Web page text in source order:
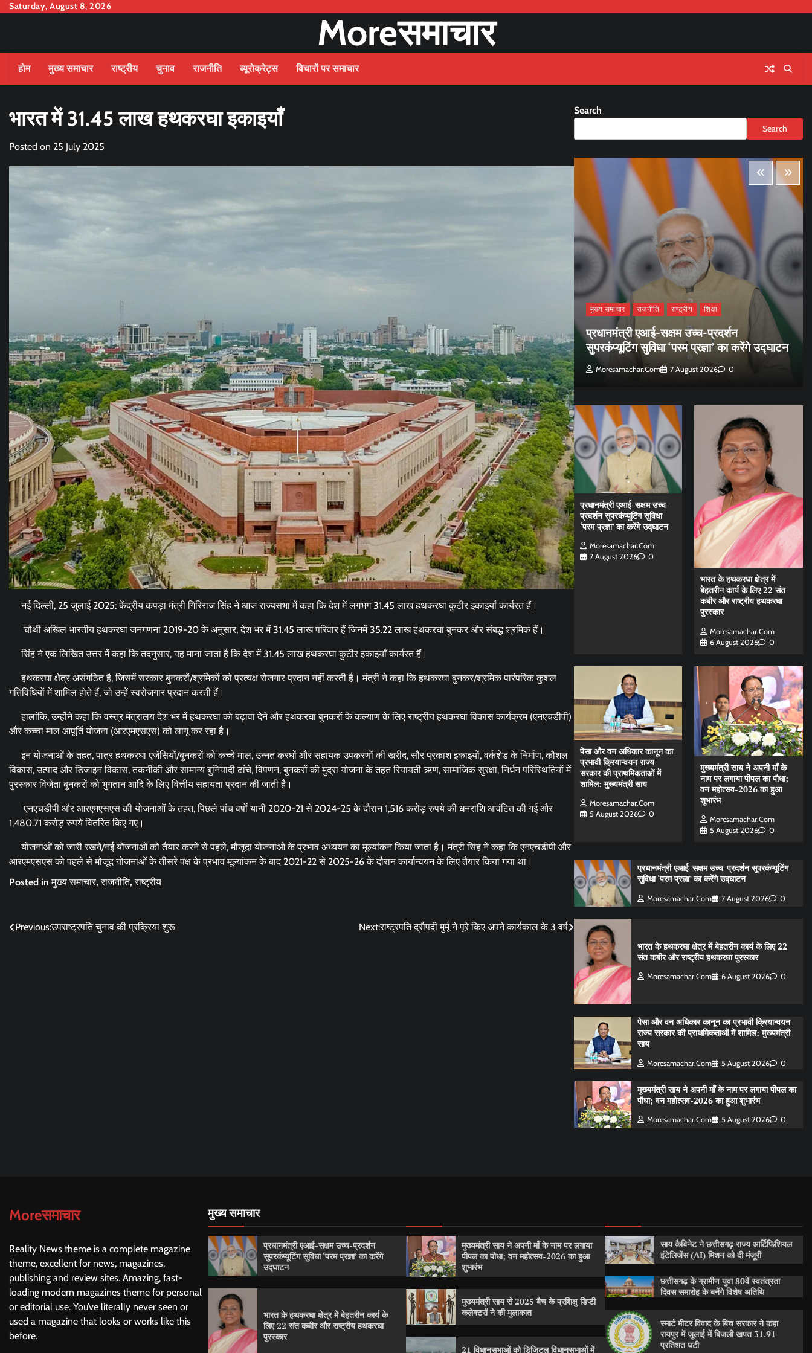
SkipSaturday, August 8, 2026
Moreसमाचार
होम मुख्य समाचार राष्ट्रीय चुनाव राजनीति ब्यूरोक्रेट्स विचारों पर समाचार
भारत में 31.45 लाख हथकरघा इकाइयाँ
Posted on 25 July 2025
नई दिल्ली, 25 जुलाई 2025: केंद्रीय कपड़ा मंत्री गिरिराज सिंह ने आज राज्यसभा में कहा कि देश में लगभग 31.45 लाख हथकरघा कुटीर इकाइयाँ कार्यरत हैं।
चौथी अखिल भारतीय हथकरघा जनगणना 2019-20 के अनुसार, देश भर में 31.45 लाख परिवार हैं जिनमें 35.22 लाख हथकरघा बुनकर और संबद्ध श्रमिक हैं।
सिंह ने एक लिखित उत्तर में कहा कि तदनुसार, यह माना जाता है कि देश में 31.45 लाख हथकरघा कुटीर इकाइयाँ कार्यरत हैं।
हथकरघा क्षेत्र असंगठित है, जिसमें सरकार बुनकरों/श्रमिकों को प्रत्यक्ष रोजगार प्रदान नहीं करती है। मंत्री ने कहा कि हथकरघा बुनकर/श्रमिक पारंपरिक कुशल
गतिविधियों में शामिल होते हैं, जो उन्हें स्वरोजगार प्रदान करती हैं।
हालांकि, उन्होंने कहा कि वस्त्र मंत्रालय देश भर में हथकरघा को बढ़ावा देने और हथकरघा बुनकरों के कल्याण के लिए राष्ट्रीय हथकरघा विकास कार्यक्रम (एनएचडीपी)
और कच्चा माल आपूर्ति योजना (आरएमएसएस) को लागू कर रहा है।
इन योजनाओं के तहत, पात्र हथकरघा एजेंसियों/बुनकरों को कच्चे माल, उन्नत करघों और सहायक उपकरणों की खरीद, सौर प्रकाश इकाइयों, वर्कशेड के निर्माण, कौशल
विकास, उत्पाद और डिजाइन विकास, तकनीकी और सामान्य बुनियादी ढांचे, विपणन, बुनकरों की मुद्रा योजना के तहत रियायती ऋण, सामाजिक सुरक्षा, निर्धन परिस्थितियों में
पुरस्कार विजेता बुनकरों को भुगतान आदि के लिए वित्तीय सहायता प्रदान की जाती है।
एनएचडीपी और आरएमएसएस की योजनाओं के तहत, पिछले पांच वर्षों यानी 2020-21 से 2024-25 के दौरान 1,516 करोड़ रुपये की धनराशि आवंटित की गई और
1,480.71 करोड़ रुपये वितरित किए गए।
योजनाओं को जारी रखने/नई योजनाओं को तैयार करने से पहले, मौजूदा योजनाओं के प्रभाव अध्ययन का मूल्यांकन किया जाता है। मंत्री सिंह ने कहा कि एनएचडीपी और
आरएमएसएस को पहले से मौजूद योजनाओं के तीसरे पक्ष के प्रभाव मूल्यांकन के बाद 2021-22 से 2025-26 के दौरान कार्यान्वयन के लिए तैयार किया गया था।
Posted inमुख्य समाचार,राजनीति,राष्ट्रीय
Post
Previous:उपराष्ट्रपति चुनाव की प्रक्रिया शुरू Next:राष्ट्रपति द्रौपदी मुर्मू ने पूरे किए अपने कार्यकाल के 3 वर्ष
Search
Search
मुख्यमंत्री साय से 2025 बैच के प्रशिक्षु डिप्टी
कलेक्टरों ने की मुलाकात
Moresamachar.com 5 August 2026 0
मुख्य समाचार राजनीति राष्ट्रीय शिक्षा
प्रधानमंत्री एआई-सक्षम उच्च-प्रदर्शन
सुपरकंप्यूटिंग सुविधा ‘परम प्रज्ञा’ का करेंगे उद्घाटन
Moresamachar.com 7 August 2026 0
प्रधानमंत्री एआई-सक्षम उच्च-
प्रदर्शन सुपरकंप्यूटिंग सुविधा
‘परम प्रज्ञा’ का करेंगे उद्घाटन
Moresamachar.com
7 August 2026
0
भारत के हथकरघा क्षेत्र में
बेहतरीन कार्य के लिए 22 संत
कबीर और राष्ट्रीय हथकरघा
पुरस्कार
Moresamachar.com
6 August 2026
0
पेसा और वन अधिकार कानून का
प्रभावी क्रियान्वयन राज्य
सरकार की प्राथमिकताओं में
शामिल: मुख्यमंत्री साय
Moresamachar.com
5 August 2026
0
मुख्यमंत्री साय ने अपनी माँ के
नाम पर लगाया पीपल का पौधा;
वन महोत्सव-2026 का हुआ
शुभारंभ
Moresamachar.com
5 August 2026
0
प्रधानमंत्री एआई-सक्षम उच्च-प्रदर्शन सुपरकंप्यूटिंग
सुविधा ‘परम प्रज्ञा’ का करेंगे उद्घाटन
Moresamachar.com 7 August 2026 0
भारत के हथकरघा क्षेत्र में बेहतरीन कार्य के लिए 22
संत कबीर और राष्ट्रीय हथकरघा पुरस्कार
Moresamachar.com 6 August 2026 0
पेसा और वन अधिकार कानून का प्रभावी क्रियान्वयन
राज्य सरकार की प्राथमिकताओं में शामिल: मुख्यमंत्री
साय
Moresamachar.com 5 August 2026 0
मुख्यमंत्री साय ने अपनी माँ के नाम पर लगाया पीपल का
पौधा; वन महोत्सव-2026 का हुआ शुभारंभ
Moresamachar.com 5 August 2026 0
Moreसमाचार
Reality News theme is a complete magazine
theme, excellent for news, magazines,
publishing and review sites. Amazing, fast-
loading modern magazines theme for personal
or editorial use. You’ve literally never seen or
used a magazine that looks or works like this
before.
मुख्य समाचार
प्रधानमंत्री एआई-सक्षम उच्च-प्रदर्शन
सुपरकंप्यूटिंग सुविधा ‘परम प्रज्ञा’ का करेंगे
उद्घाटन
भारत के हथकरघा क्षेत्र में बेहतरीन कार्य के
लिए 22 संत कबीर और राष्ट्रीय हथकरघा
पुरस्कार
मुख्यमंत्री साय ने अपनी माँ के नाम पर लगाया
पीपल का पौधा; वन महोत्सव-2026 का हुआ
शुभारंभ
मुख्यमंत्री साय से 2025 बैच के प्रशिक्षु डिप्टी
कलेक्टरों ने की मुलाकात
21 विधानसभाओं को डिजिटल विधानसभाओं में
साय कैबिनेट ने छत्तीसगढ़ राज्य आर्टिफिशियल
इंटेलिजेंस (AI) मिशन को दी मंजूरी
छत्तीसगढ़ के ग्रामीण युवा 80वें स्वतंत्रता
दिवस समारोह के बनेंगे विशेष अतिथि
स्मार्ट मीटर विवाद के बिच सरकार ने कहा
रायपुर में जुलाई में बिजली खपत 31.91
प्रतिशत घटी